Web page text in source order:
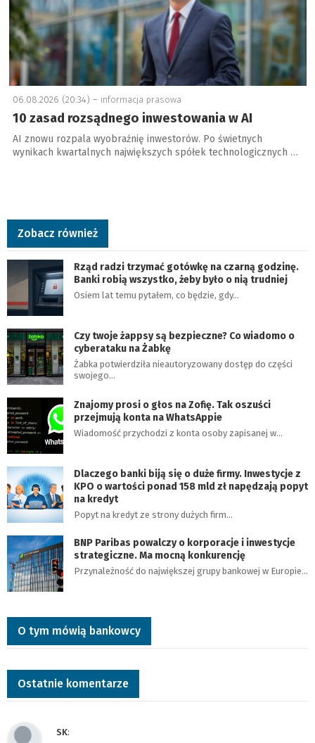
06.08.2026 (20:34) – informacja prasowa
10 zasad rozsądnego inwestowania w AI
AI znowu rozpala wyobraźnię inwestorów. Po świetnych
wynikach kwartalnych największych spółek technologicznych …
Zobacz również
Rząd radzi trzymać gotówkę na czarną godzinę.
Banki robią wszystko, żeby było o nią trudniej
Osiem lat temu pytałem, co będzie, gdy…
Czy twoje żappsy są bezpieczne? Co wiadomo o
cyberataku na Żabkę
Żabka potwierdziła nieautoryzowany dostęp do części
swojego…
Znajomy prosi o głos na Zofię. Tak oszuści
przejmują konta na WhatsAppie
Wiadomość przychodzi z konta osoby zapisanej w…
Dlaczego banki biją się o duże firmy. Inwestycje z
KPO o wartości ponad 158 mld zł napędzają popyt
na kredyt
Popyt na kredyt ze strony dużych firm…
BNP Paribas powalczy o korporacje i inwestycje
strategiczne. Ma mocną konkurencję
Przynależność do największej grupy bankowej w Europie…
O tym mówią bankowcy
Ostatnie komentarze
SK: